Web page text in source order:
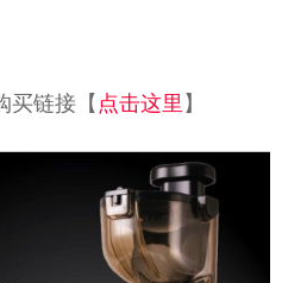
买链接【点击这里】